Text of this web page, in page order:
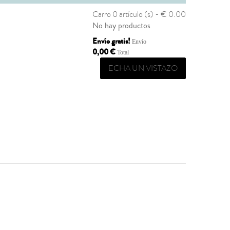
Carro 0 artículo (s) - € 0.00
No hay productos
Envío gratis! Envío
0,00 € Total
ECHA UN VISTAZO